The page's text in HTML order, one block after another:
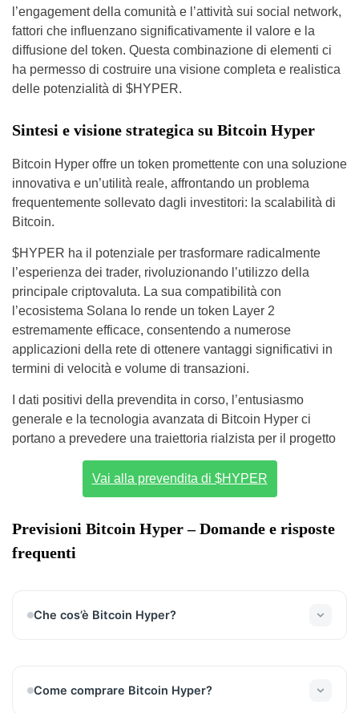
l’engagement della comunità e l’attività sui social network,
fattori che influenzano significativamente il valore e la
diffusione del token. Questa combinazione di elementi ci
ha permesso di costruire una visione completa e realistica
delle potenzialità di $HYPER.
Sintesi e visione strategica su Bitcoin Hyper
Bitcoin Hyper offre un token promettente con una soluzione
innovativa e un’utilità reale, affrontando un problema
frequentemente sollevato dagli investitori: la scalabilità di
Bitcoin.
$HYPER ha il potenziale per trasformare radicalmente
l’esperienza dei trader, rivoluzionando l’utilizzo della
principale criptovaluta. La sua compatibilità con
l’ecosistema Solana lo rende un token Layer 2
estremamente efficace, consentendo a numerose
applicazioni della rete di ottenere vantaggi significativi in
termini di velocità e volume di transazioni.
I dati positivi della prevendita in corso, l’entusiasmo
generale e la tecnologia avanzata di Bitcoin Hyper ci
portano a prevedere una traiettoria rialzista per il progetto
Vai alla prevendita di $HYPER
Previsioni Bitcoin Hyper – Domande e risposte
frequenti
Che cos’è Bitcoin Hyper?
offrendo transazioni rapide, staking e
interoperabilità con dApp Web3 e applicazioni
Come comprare Bitcoin Hyper?